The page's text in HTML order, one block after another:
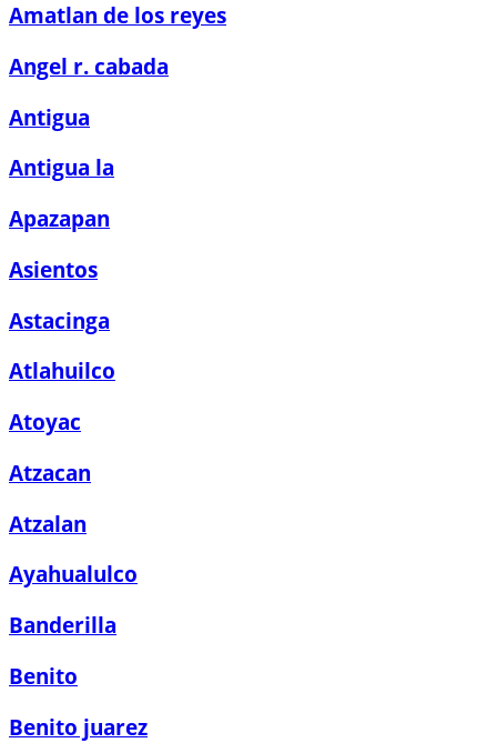
Amatlan de los reyes
Angel r. cabada
Antigua
Antigua la
Apazapan
Asientos
Astacinga
Atlahuilco
Atoyac
Atzacan
Atzalan
Ayahualulco
Banderilla
Benito
Benito juarez